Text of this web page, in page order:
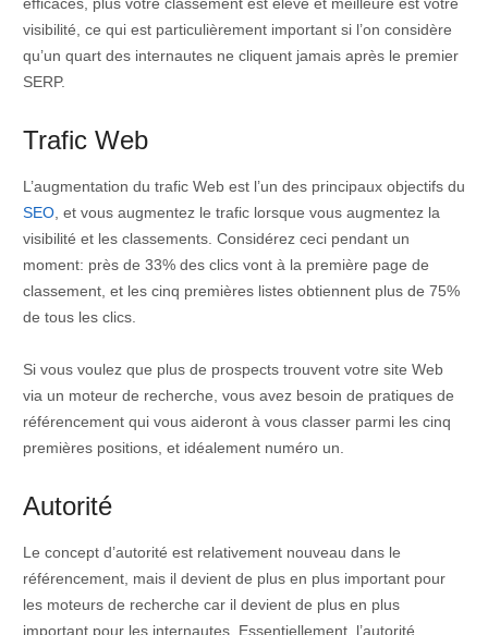
efficaces, plus votre classement est élevé et meilleure est votre
visibilité, ce qui est particulièrement important si l’on considère
qu’un quart des internautes ne cliquent jamais après le premier
SERP.
Trafic Web
L’augmentation du trafic Web est l’un des principaux objectifs du
SEO, et vous augmentez le trafic lorsque vous augmentez la
visibilité et les classements. Considérez ceci pendant un
moment: près de 33% des clics vont à la première page de
classement, et les cinq premières listes obtiennent plus de 75%
de tous les clics.
Si vous voulez que plus de prospects trouvent votre site Web
via un moteur de recherche, vous avez besoin de pratiques de
référencement qui vous aideront à vous classer parmi les cinq
premières positions, et idéalement numéro un.
Autorité
Le concept d’autorité est relativement nouveau dans le
référencement, mais il devient de plus en plus important pour
les moteurs de recherche car il devient de plus en plus
important pour les internautes. Essentiellement, l’autorité